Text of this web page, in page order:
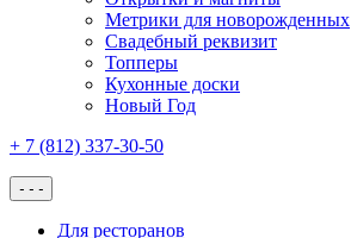
Метрики для новорожденных
Свадебный реквизит
Топперы
Кухонные доски
Новый Год
+ 7 (812) 337-30-50
- - -
Для ресторанов